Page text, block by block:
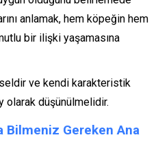
anlamak, hem köpeğin hem
bir ilişki yaşamasına
ve kendi karakteristik
olarak düşünülmelidir.
Bilmeniz Gereken Ana